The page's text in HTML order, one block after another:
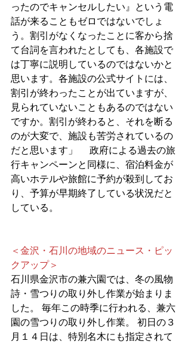
ったのでキャンセルしたい』という電
話が来ることもゼロではないでしょ
う。割引がなくなったことに客から捨
て台詞を言われたとしても、各施設で
は丁寧に説明しているのではないかと
思います。各施設の公式サイトには、
割引が終わったことが出ていますが、
見られていないこともあるのではない
ですか。割引が終わると、それを断る
のが大変で、施設も苦労されているの
だと思います」 　政府による過去の旅
行キャンペーンと同様に、宿泊料金が
高いホテルや旅館に予約が殺到してお
り、予算が早期終了している状況だと
している。
＜金沢・石川の地域のニュース・ピッ
クアップ＞
石川県金沢市の兼六園では、冬の風物
詩・雪つりの取り外し作業が始まりま
した。 毎年この時季に行われる、兼六
園の雪つりの取り外し作業。 初日の３
月１４日は、特別名木にも指定されて